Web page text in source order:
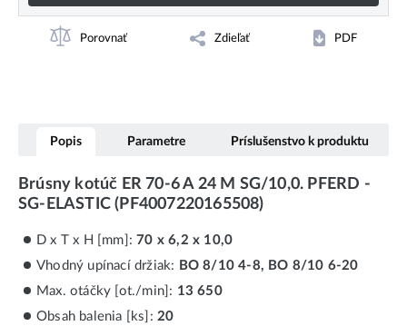
Porovnať Zdieľať PDF
Popis Parametre Príslušenstvo k produktu
Brúsny kotúč ER 70-6 A 24 M SG/10,0. PFERD -
SG-ELASTIC (PF4007220165508)
D x T x H [mm]:70 x 6,2 x 10,0
Vhodný upínací držiak: BO 8/10 4-8, BO 8/10 6-20
Max. otáčky [ot./min]: 13 650
Obsah balenia [ks]: 20